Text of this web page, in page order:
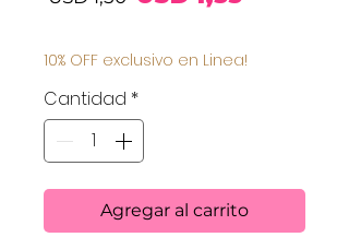
de
10% OFF exclusivo en Linea!
Cantidad *
Agregar al carrito